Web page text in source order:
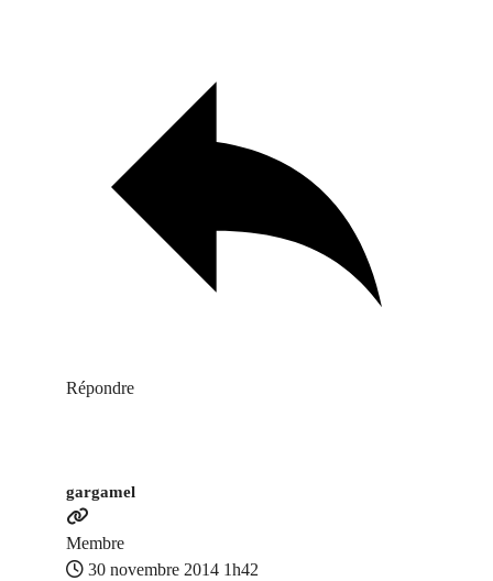
Répondre
gargamel
Membre
30 novembre 2014 1h42